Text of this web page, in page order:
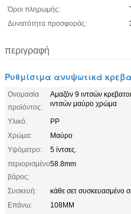
Όροι πληρωμής:
Δυνατότητα προσφοράς:
περιγραφή
Ρυθμίσιμα ανυψωτικά
Ονομασία
προϊόντος:
Αμαζόν 9 ιντσών
ιντσών μαύρο χρώμα
Υλικό:
PP
Χρώμα:
Μαύρο
Υψόμετρο:
5 ίντσες.
περιορισμένο
βάρος:
58.8mm
Συσκευή:
κάθε σετ συσκευασμένο
Επάνω:
108MM